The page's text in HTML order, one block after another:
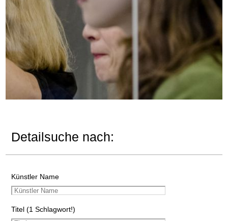
Detailsuche nach:
Künstler Name
Titel (1 Schlagwort!)